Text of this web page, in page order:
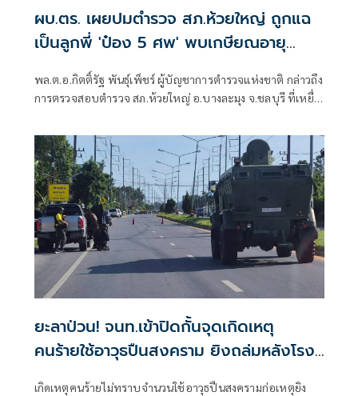
ผบ.ตร. เผยปมตำรวจ สภ.ห้วยใหญ่ ถูกแฉ
เป็นลูกพี่ 'ป๋อง 5 ศพ' พบเกษียณอายุ
ตั้งแต่ปี 57
พล.ต.อ.กิตติ์รัฐ พันธุ์เพ็ชร์ ผู้บัญชาการตำรวจแห่งชาติ กล่าวถึง
การตรวจสอบตำรวจ สภ.ห้วยใหญ่ อ.บางละมุง จ.ชลบุรี ที่เหยื่อ
มาระบุว่า นายป๋องเป็นเด็กเดินยาของตำรวจ สภ.ห้วยใหญ่
ยะลาป่วน! จนท.เข้าปิดกั้นจุดเกิดเหตุ
คนร้ายใช้อาวุธปืนสงคราม ยิงถล่มหลังโรง
เกิดเหตุคนร้ายไม่ทราบจำนวนใช้อาวุธปืนสงครามก่อเหตุยิง